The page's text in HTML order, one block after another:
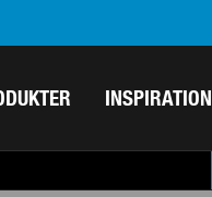
INSPIRATION